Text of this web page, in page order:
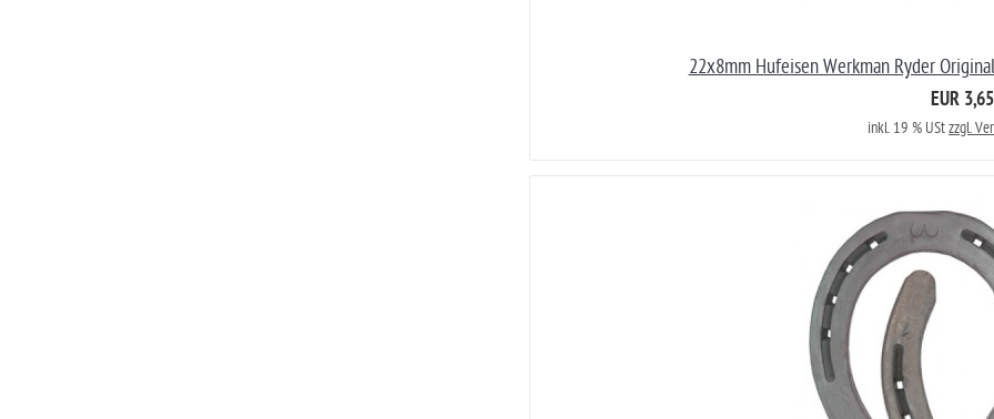
22x8mm Hufeisen Werkman Ryder
EUR 3,65
inkl. 19 % UStzzgl.